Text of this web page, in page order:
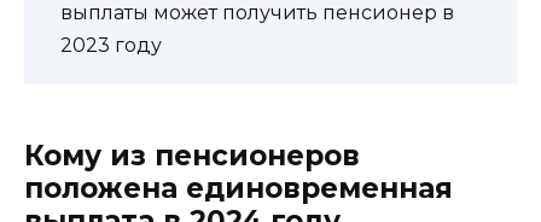
выплаты может получить пенсионер в
2023 году
Кому из пенсионеров
положена единовременная